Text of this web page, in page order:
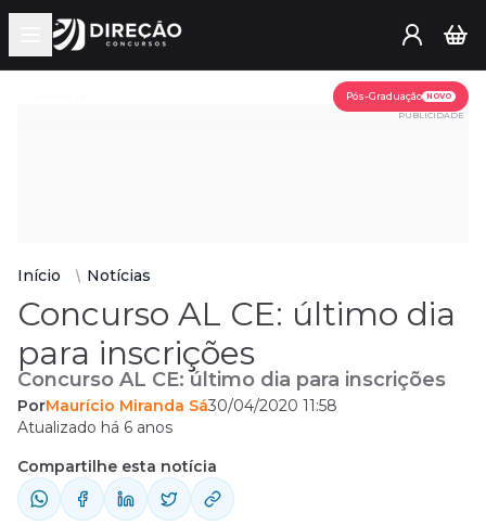
Open main menu
Pós-Graduação NOVO
PUBLICIDADE
Início Notícias
Concurso AL CE: último dia
para inscrições
Concurso AL CE: último dia para inscrições
PorMaurício Miranda Sá30/04/2020 11:58
Atualizado há 6 anos
Compartilhe esta notícia